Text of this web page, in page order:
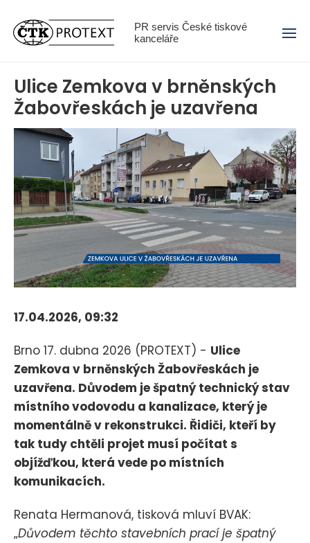
PR servis České tiskové
kanceláře
Menu
Ulice Zemkova v brněnských
Žabovřeskách je uzavřena
17.04.2026, 09:32
Brno 17. dubna 2026 (PROTEXT) - Ulice
Zemkova v brněnských Žabovřeskách je
uzavřena. Důvodem je špatný technický stav
místního vodovodu a kanalizace, který je
momentálně v rekonstrukci. Řidiči, kteří by
tak tudy chtěli projet musí počítat s
objížďkou, která vede po místních
komunikacích.
Renata Hermanová, tisková mluví BVAK:
„Důvodem těchto stavebních prací je špatný